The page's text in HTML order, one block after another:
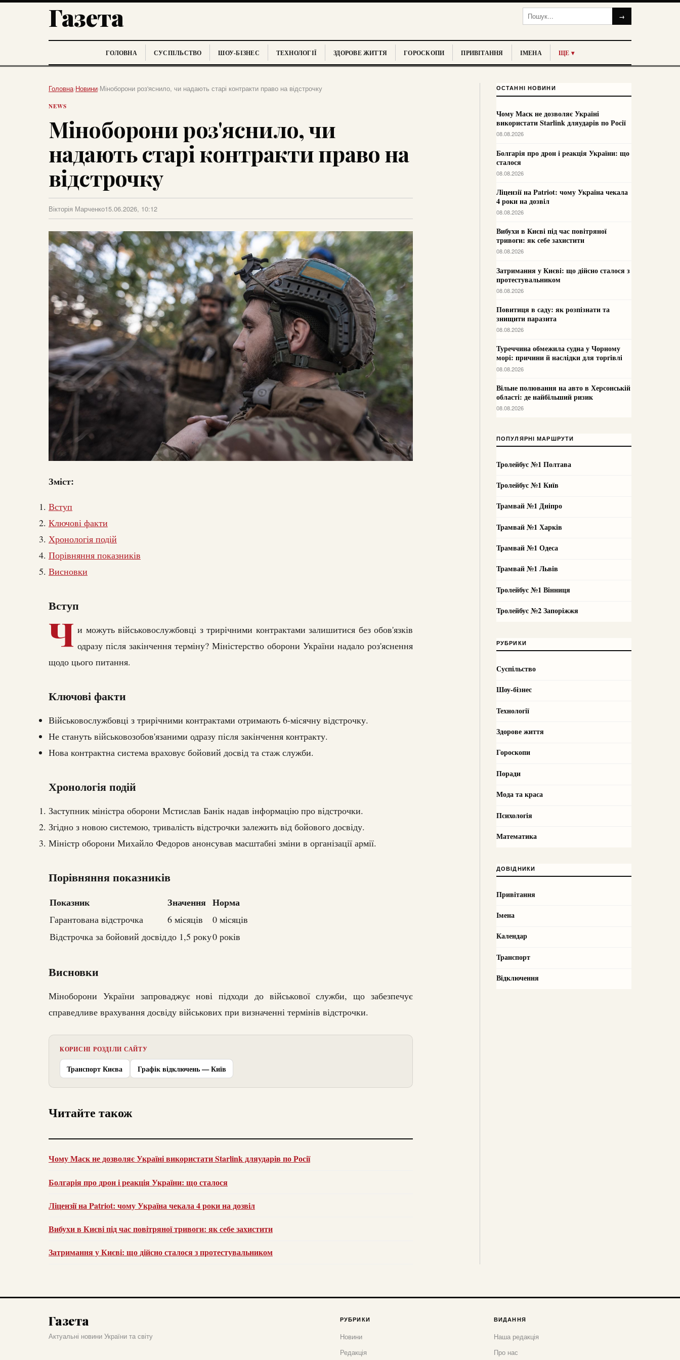
Газета →
ГОЛОВНА СУСПІЛЬСТВО ШОУ-БІЗНЕС ТЕХНОЛОГІЇ ЗДОРОВЕ ЖИТТЯ ГОРОСКОПИ ПРИВІТАННЯ ІМЕНА ЩЕ ▾
Головна›Новини›Міноборони роз'яснило, чи надають старі контракти право на відстрочку
NEWS
Міноборони роз'яснило, чи
надають старі контракти право на
відстрочку
Вікторія Марченко15.06.2026, 10:12
Зміст:
Вступ
Ключові факти
Хронологія подій
Порівняння показників
Висновки
Вступ
Ч и можуть військовослужбовці з трирічними контрактами залишитися без обов'язків
одразу після закінчення терміну? Міністерство оборони України надало роз'яснення
щодо цього питання.
Ключові факти
Військовослужбовці з трирічними контрактами отримають 6-місячну відстрочку.
Не стануть військовозобов'язаними одразу після закінчення контракту.
Нова контрактна система враховує бойовий досвід та стаж служби.
Хронологія подій
Заступник міністра оборони Мстислав Банік надав інформацію про відстрочки.
Згідно з новою системою, тривалість відстрочки залежить від бойового досвіду.
Міністр оборони Михайло Федоров анонсував масштабні зміни в організації армії.
Порівняння показників
Показник Значення Норма
Гарантована відстрочка 6 місяців
0 місяців
Відстрочка за бойовий досвіддо 1,5 року0 років
Висновки
Міноборони України запроваджує нові підходи до військової служби, що забезпечує
справедливе врахування досвіду військових при визначенні термінів відстрочки.
КОРИСНІ РОЗДІЛИ САЙТУ
Транспорт Києва Графік відключень — Київ
Читайте також
Чому Маск не дозволяє Україні використати Starlink дляударів по Росії
Болгарія про дрон і реакція України: що сталося
Ліцензії на Patriot: чому Україна чекала 4 роки на дозвіл
Вибухи в Києві під час повітряної тривоги: як себе захистити
Затримання у Києві: що дійсно сталося з протестувальником
ОСТАННІ НОВИНИ
Чому Маск не дозволяє Україні
використати Starlink дляударів по Росії
08.08.2026
Болгарія про дрон і реакція України: що
сталося
08.08.2026
Ліцензії на Patriot: чому Україна чекала
4 роки на дозвіл
08.08.2026
Вибухи в Києві під час повітряної
тривоги: як себе захистити
08.08.2026
Затримання у Києві: що дійсно сталося з
протестувальником
08.08.2026
Повитиця в саду: як розпізнати та
знищити паразита
08.08.2026
Туреччина обмежила судна у Чорному
морі: причини й наслідки для торгівлі
08.08.2026
Вільне полювання на авто в Херсонській
області: де найбільший ризик
08.08.2026
ПОПУЛЯРНІ МАРШРУТИ
Тролейбус №1 Полтава
Тролейбус №1 Київ
Трамвай №1 Дніпро
Трамвай №1 Харків
Трамвай №1 Одеса
Трамвай №1 Львів
Тролейбус №1 Вінниця
Тролейбус №2 Запоріжжя
РУБРИКИ
Суспільство
Шоу-бізнес
Технології
Здорове життя
Гороскопи
Поради
Мода та краса
Психологія
Математика
ДОВІДНИКИ
Привітання
Імена
Календар
Транспорт
Відключення
Газета
Актуальні новини України та світу
РУБРИКИ
Новини
Редакція
ВИДАННЯ
Наша редакція
Про нас